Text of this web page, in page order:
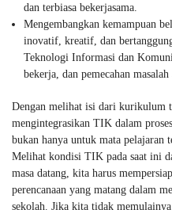
dan terbiasa bekerjasama.
Mengembangkan kemampuan
inovatif, kreatif, dan
Teknologi Informasi dan
bekerja, dan pemecahan masalah
Dengan melihat isi dari kurikulum
mengintegrasikan TIK dalam
bukan hanya untuk mata pelajaran
Melihat kondisi TIK pada saat ini
masa datang, kita harus
perencanaan yang matang dalam
sekolah. Jika kita tidak memulainya